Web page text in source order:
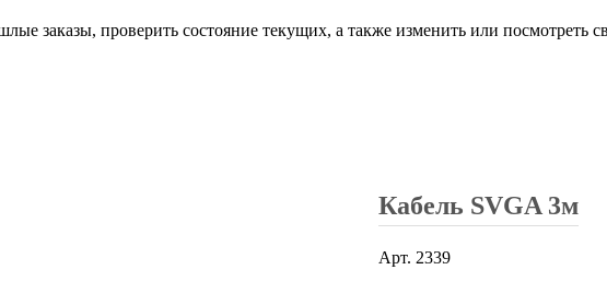
заказы, проверить состояние текущих, а также изменить или посмотреть
Кабель SVGA 3м
Арт. 2339